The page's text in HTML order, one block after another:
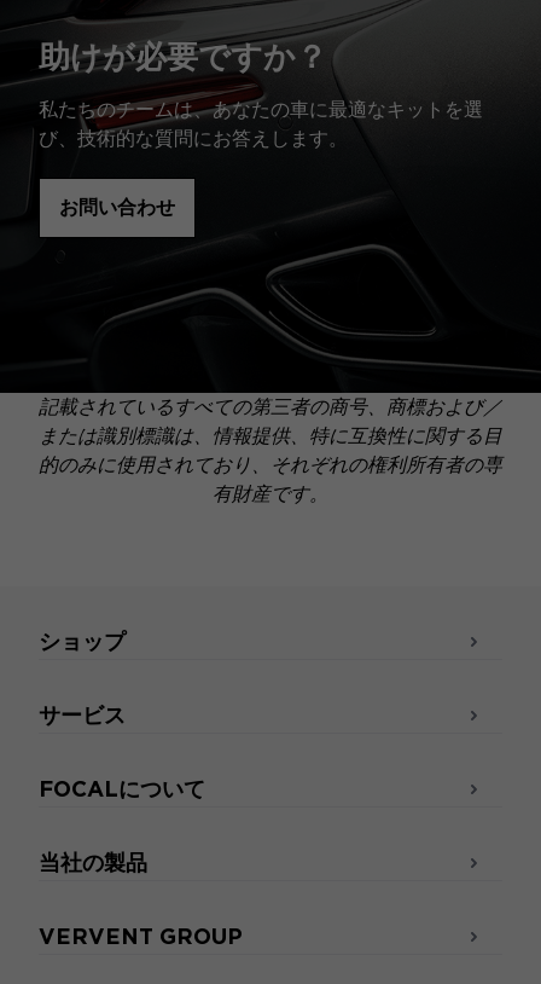
助けが必要ですか？
私たちのチームは、あなたの車に最適なキットを選
び、技術的な質問にお答えします。
お問い合わせ
記載されているすべての第三者の商号、商標および／
または識別標識は、情報提供、特に互換性に関する目
的のみに使用されており、それぞれの権利所有者の専
有財産です。
ショップ
サービス
FOCALについて
当社の製品
VERVENT GROUP